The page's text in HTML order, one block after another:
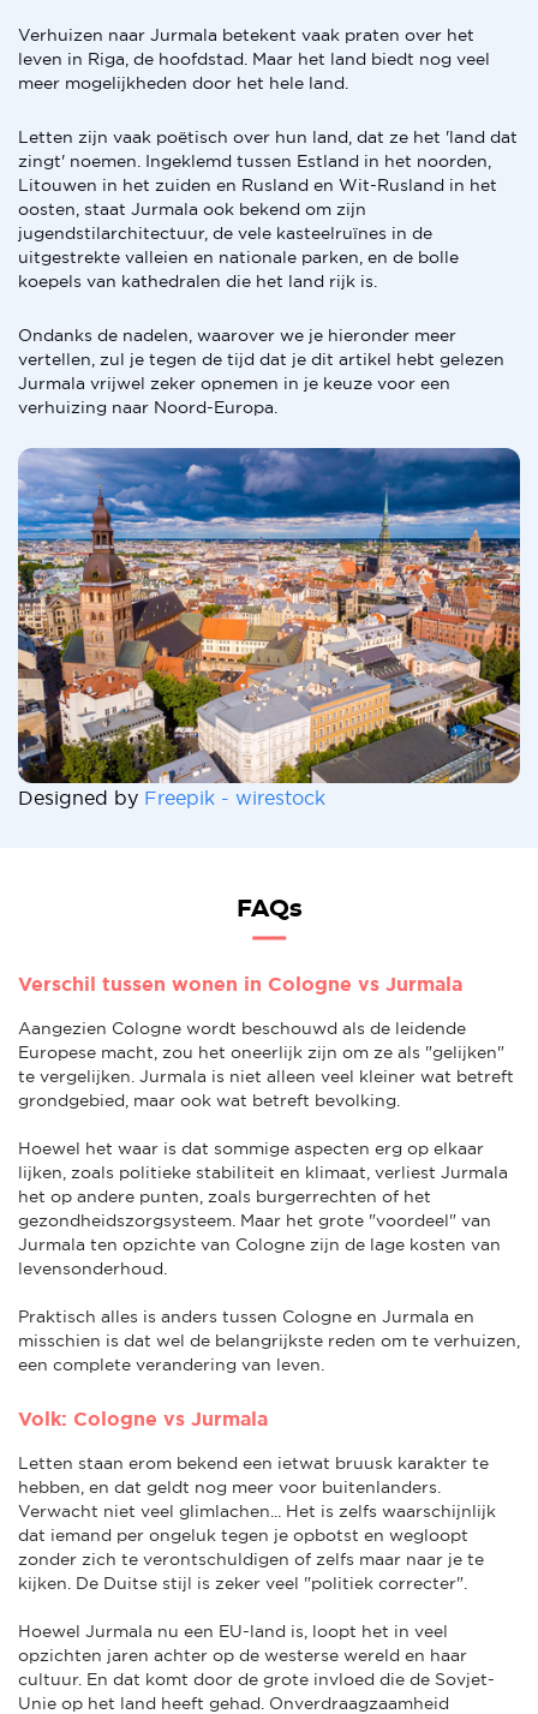
Verhuizen naar Jurmala betekent vaak praten over het
leven in Riga, de hoofdstad. Maar het land biedt nog veel
meer mogelijkheden door het hele land.
Letten zijn vaak poëtisch over hun land, dat ze het 'land dat
zingt' noemen. Ingeklemd tussen Estland in het noorden,
Litouwen in het zuiden en Rusland en Wit-Rusland in het
oosten, staat Jurmala ook bekend om zijn
jugendstilarchitectuur, de vele kasteelruïnes in de
uitgestrekte valleien en nationale parken, en de bolle
koepels van kathedralen die het land rijk is.
Ondanks de nadelen, waarover we je hieronder meer
vertellen, zul je tegen de tijd dat je dit artikel hebt gelezen
Jurmala vrijwel zeker opnemen in je keuze voor een
verhuizing naar Noord-Europa.
Designed by Freepik - wirestock
FAQs
Verschil tussen wonen in Cologne vs Jurmala
Aangezien Cologne wordt beschouwd als de leidende
Europese macht, zou het oneerlijk zijn om ze als "gelijken"
te vergelijken. Jurmala is niet alleen veel kleiner wat betreft
grondgebied, maar ook wat betreft bevolking.
Hoewel het waar is dat sommige aspecten erg op elkaar
lijken, zoals politieke stabiliteit en klimaat, verliest Jurmala
het op andere punten, zoals burgerrechten of het
gezondheidszorgsysteem. Maar het grote "voordeel" van
Jurmala ten opzichte van Cologne zijn de lage kosten van
levensonderhoud.
Praktisch alles is anders tussen Cologne en Jurmala en
misschien is dat wel de belangrijkste reden om te verhuizen,
een complete verandering van leven.
Volk: Cologne vs Jurmala
Letten staan erom bekend een ietwat bruusk karakter te
hebben, en dat geldt nog meer voor buitenlanders.
Verwacht niet veel glimlachen... Het is zelfs waarschijnlijk
dat iemand per ongeluk tegen je opbotst en wegloopt
zonder zich te verontschuldigen of zelfs maar naar je te
kijken. De Duitse stijl is zeker veel "politiek correcter".
Hoewel Jurmala nu een EU-land is, loopt het in veel
opzichten jaren achter op de westerse wereld en haar
cultuur. En dat komt door de grote invloed die de Sovjet-
Unie op het land heeft gehad. Onverdraagzaamheid